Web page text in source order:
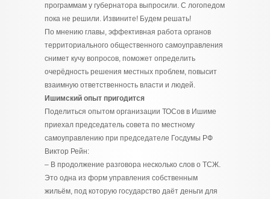
программам у губернатора выпросили. С логопедом
пока не решили. Извините! Будем решать!
По мнению главы, эффективная работа органов
территориального общественного самоуправления
снимет кучу вопросов, поможет определить
очерёдность решения местных проблем, повысит
взаимную ответственность власти и людей.
Ишимский опыт пригодится
Поделиться опытом организации ТОСов в Ишиме
приехал председатель совета по местному
самоуправлению при председателе Госдумы РФ
Виктор Рейн:
– В продолжение разговора несколько слов о ТСЖ.
Это одна из форм управления собственным
жильём, под которую государство даёт деньги для